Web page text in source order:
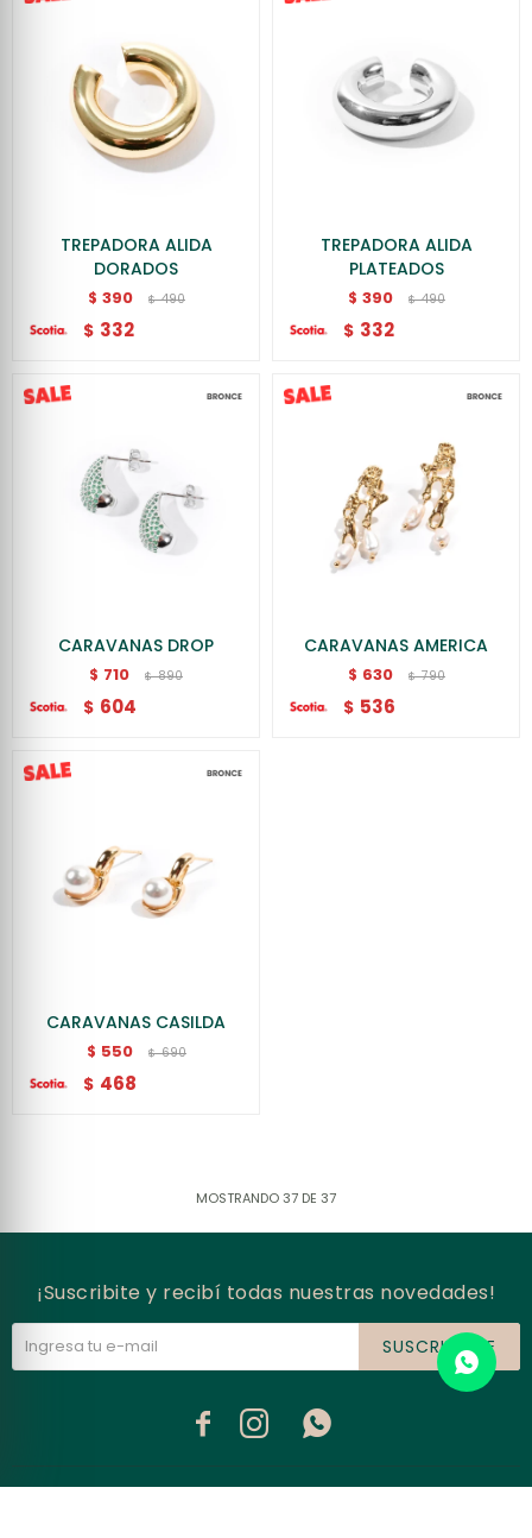
TREPADORA ALIDA
DORADOS
$ 390 $ 490
$ 332
TREPADORA ALIDA
PLATEADOS
$ 390 $ 490
$ 332
CARAVANAS DROP
$ 710 $ 890
$ 604
CARAVANAS AMERICA
$ 630 $ 790
$ 536
CARAVANAS CASILDA
$ 550 $ 690
$ 468
MOSTRANDO37 DE 37
¡Suscribite y recibí todas nuestras novedades!
SUSCRIBIRME
  